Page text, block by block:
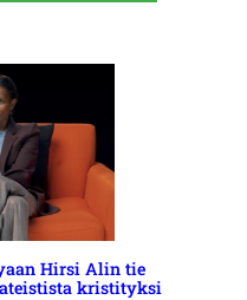
Hirsi Alin tie
kristityksi